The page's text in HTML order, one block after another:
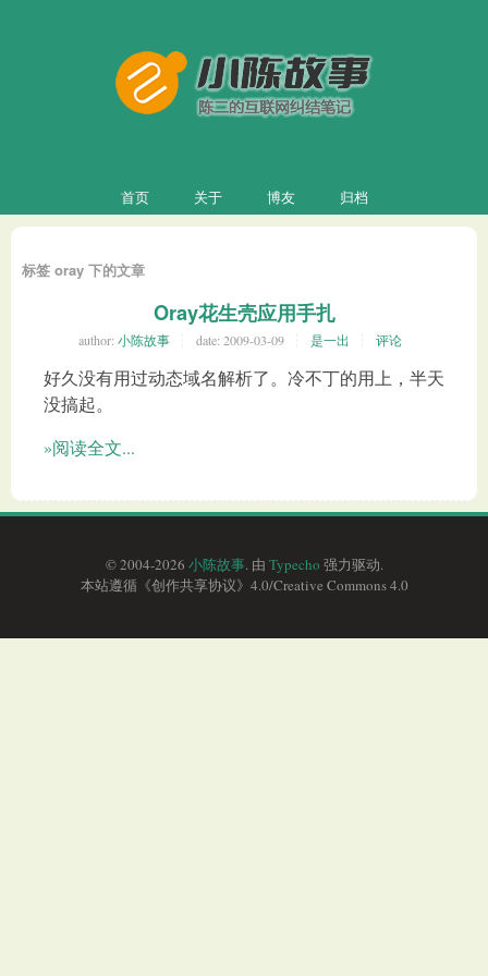
首页 关于 博友 归档
标签 oray 下的文章
Oray花生壳应用手扎
author: 小陈故事 date: 2009-03-09 是一出 评论
好久没有用过动态域名解析了。冷不丁的用上，半天
没搞起。
»阅读全文...
© 2004-2026 小陈故事. 由 Typecho 强力驱动.
本站遵循《创作共享协议》4.0/Creative Commons 4.0